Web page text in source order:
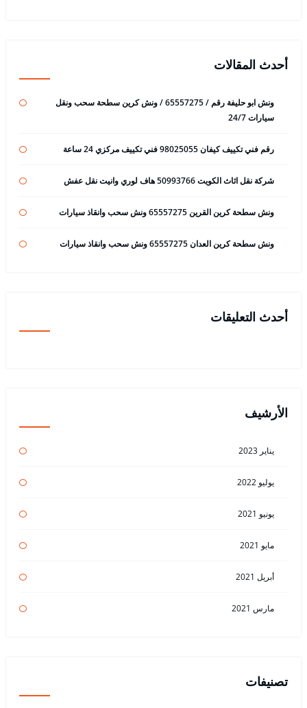
أحدث المقالات
ونش ابو حليفة رقم / 65557275 / ونش كرين سطحة سحب ونقل
سيارات 24/7
رقم فني تكييف كيفان 98025055 فني تكييف مركزي 24 ساعة
شركة نقل اثاث الكويت 50993766 هاف لوري وانيت نقل عفش
ونش سطحة كرين القرين 65557275 ونش سحب وانقاذ سيارات
ونش سطحة كرين العدان 65557275 ونش سحب وانقاذ سيارات
أحدث التعليقات
الأرشيف
يناير 2023
يوليو 2022
يونيو 2021
مايو 2021
أبريل 2021
مارس 2021
تصنيفات